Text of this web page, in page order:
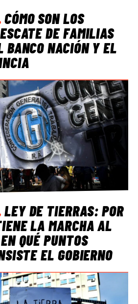
CÓMO SON LOS
DE FAMILIAS
BANCO NACIÓN Y EL
LEY DE TIERRAS: POR
LA MARCHA AL
QUÉ PUNTOS
EL GOBIERNO